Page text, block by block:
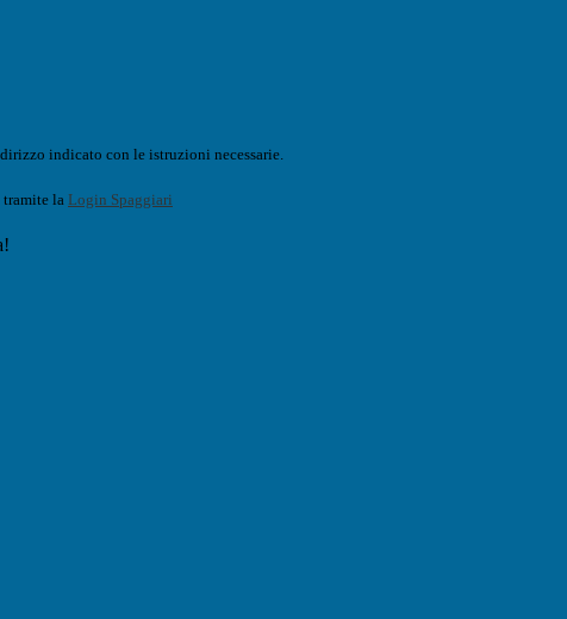
indicato con le istruzioni necessarie.
tramite la Login Spaggiari